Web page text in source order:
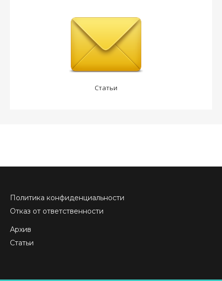
Статьи
Политика конфиденциальности
Отказ от ответственности
Архив
Статьи